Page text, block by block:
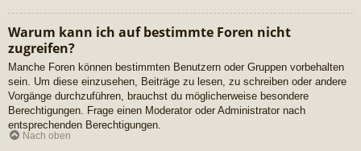
Warum kann ich auf bestimmte Foren nicht
zugreifen?
Manche Foren können bestimmten Benutzern oder Gruppen vorbehalten
sein. Um diese einzusehen, Beiträge zu lesen, zu schreiben oder andere
Vorgänge durchzuführen, brauchst du möglicherweise besondere
Berechtigungen. Frage einen Moderator oder Administrator nach
entsprechenden Berechtigungen.
Nach oben